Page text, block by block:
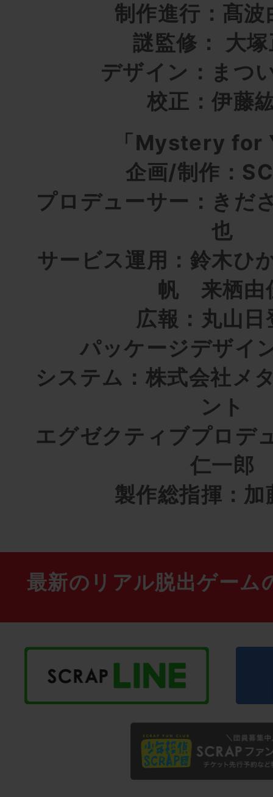
制作進行：髙波
謎監修： 大
デザイン：まつ
校正：伊藤
「Mystery for
企画/制作：
プロデューサー：き
也
サービス運用：鈴木
帆 来栖由
広報：丸山日
パッケージデザイ
システム：株式会社メ
ント
エグゼクティブプロデ
仁一郎
製作総指揮：加
最新のリアル脱出ゲーム